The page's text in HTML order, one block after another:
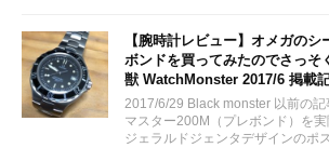
【腕時計レビュー】オメガの
ボンドを買ってみたのでさっそ
獣 WatchMonster 2017/6 掲載
2017/6/29 Black monster 以前の
マスター200M（プレボンド）を実
ジェラルドジェンタデザインのポ